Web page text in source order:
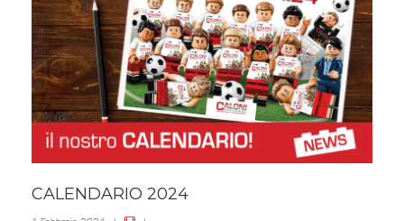
CALENDARIO 2024